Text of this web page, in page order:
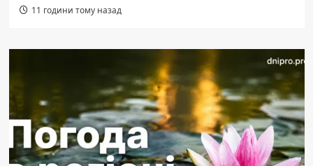
11 години тому назад